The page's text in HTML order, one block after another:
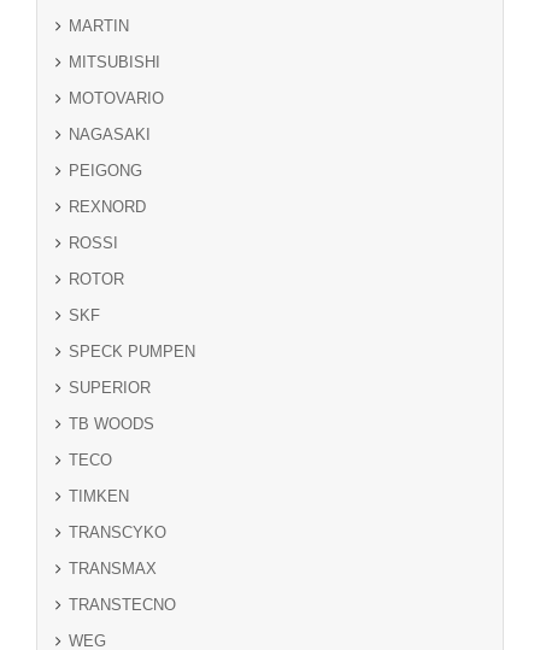
MARTIN
MITSUBISHI
MOTOVARIO
NAGASAKI
PEIGONG
REXNORD
ROSSI
ROTOR
SKF
SPECK PUMPEN
SUPERIOR
TB WOODS
TECO
TIMKEN
TRANSCYKO
TRANSMAX
TRANSTECNO
WEG